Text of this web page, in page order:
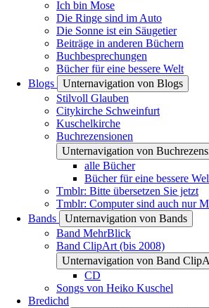
Ich bin Mose
Die Ringe sind im Auto
Die Sonne ist ein Säugetier
Beiträge in anderen Büchern
Buchbesprechungen
Bücher für eine bessere Welt
Blogs
Unternavigation von Blogs
Stilvoll Glauben
Citykirche Schweinfurt
Kuschelkirche
Buchrezensionen
Unternavigation von
alle Bücher
Bücher für eine bessere
Tmblr: Bitte übersetzen Sie jetzt
Tmblr: Computer sind auch nur
Bands
Unternavigation von Bands
Band MehrBlick
Band ClipArt (bis 2008)
Unternavigation von Band
CD
Songs von Heiko Kuschel
Bredichd